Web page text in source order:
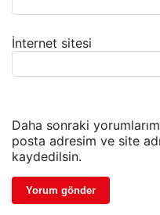
İnternet sitesi
Daha sonraki
posta adresim ve site
kaydedilsin.